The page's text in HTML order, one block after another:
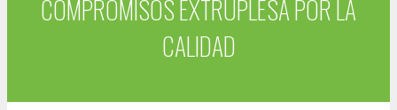
COMPROMISOS EXTRUPLESA POR LA
CALIDAD